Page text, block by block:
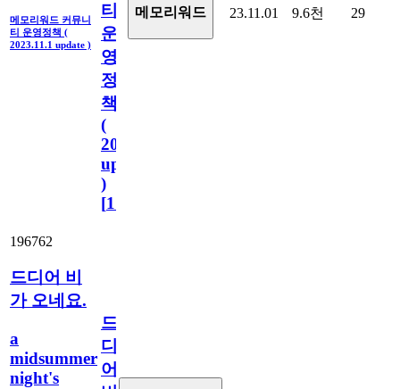
메모리워드 커뮤니
티 운영정책 (
2023.11.1 update )
티
운
영
정
책
(
2023.11.1
update
)
[110
메모리워드 23.11.01 9.6천 29
196762
드디어 비
가 오네요.
a
midsummer
night's
드
디
어